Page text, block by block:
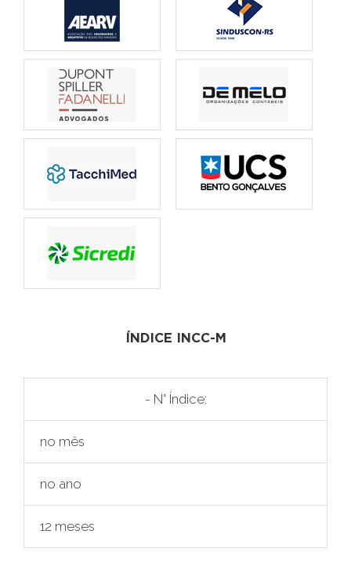
ÍNDICE INCC-M
- N° Índice:
no mês
no ano
12 meses